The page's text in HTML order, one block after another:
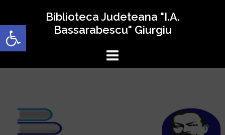
Deschide bara de unelte
conținut
Biblioteca Judeteana "I.A.
Bassarabescu" Giurgiu